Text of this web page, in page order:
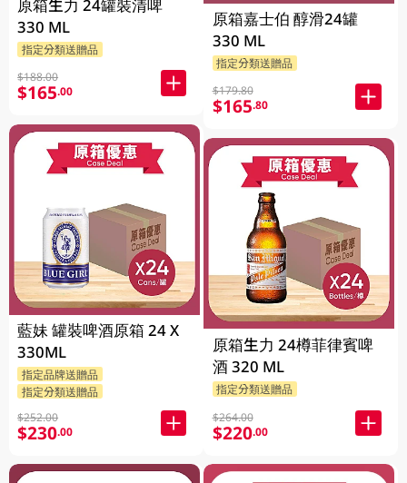
原箱生力 24罐裝清啤
330 ML
指定分類送贈品
$188.00
$165.00
藍妹 罐裝啤酒原箱 24 X
330ML
指定品牌送贈品
指定分類送贈品
$252.00
$230.00
原箱嘉士伯 醇滑24罐
330 ML
指定分類送贈品
$179.80
$165.80
原箱生力 24樽菲律賓啤
酒 320 ML
指定分類送贈品
$264.00
$220.00